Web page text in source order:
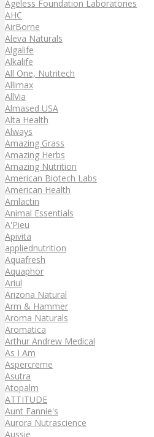
Ageless Foundation Laboratories
AHC
AirBorne
Aleva Naturals
Algalife
Alkalife
All One, Nutritech
Allimax
AllVia
Almased USA
Alta Health
Always
Amazing Grass
Amazing Herbs
Amazing Nutrition
American Biotech Labs
American Health
Amlactin
Animal Essentials
A'Pieu
Apivita
appliednutrition
Aquafresh
Aquaphor
Ariul
Arizona Natural
Arm & Hammer
Aroma Naturals
Aromatica
Arthur Andrew Medical
As I Am
Aspercreme
Asutra
Atopalm
ATTITUDE
Aunt Fannie's
Aurora Nutrascience
Aussie